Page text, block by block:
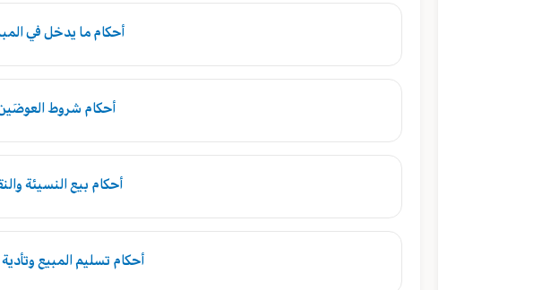
أحكام ما يدخل في
أحكام شروط
أحكام بيع النسيئة
أحكام تسليم المبيع